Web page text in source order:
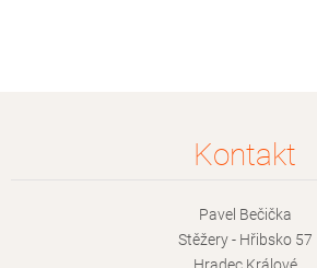
Kontakt
Pavel Bečička
Stěžery - Hřibsko 57